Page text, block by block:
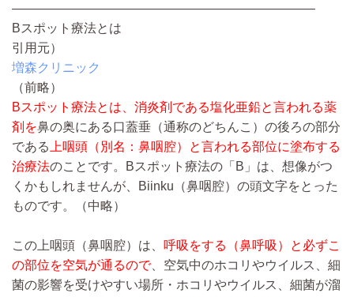
————————————————————————
Bスポット療法とは
引用元）
増森クリニック
（前略）
Bスポット療法とは、消炎剤である塩化亜鉛と言われる薬
剤を鼻の奥にある口蓋垂（通称のどちんこ）の後ろの部分
である 上咽頭（別名：鼻咽腔）と言われる部位に塗布する
治療法のことです。Bスポット療法の「B」は、想像がつ
くかもしれませんが、Biinku（鼻咽腔）の頭文字をとった
ものです。
（中略）
この上咽頭（鼻咽腔）は、 呼吸をする（鼻呼吸）と必ずこ
の部位を空気が通るので、空気中のホコリやウイルス、細
菌の影響を受けやすい場所・ホコリやウイルス、細菌が溜